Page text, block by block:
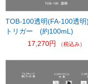
TOB-100透明(FA-100透明
トリガー (約100mL)
17,270円
（税込み）